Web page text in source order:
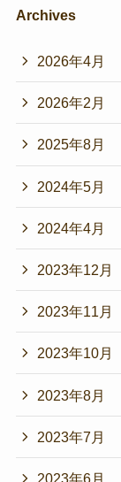
Archives
2026年4月
2026年2月
2025年8月
2024年5月
2024年4月
2023年12月
2023年11月
2023年10月
2023年8月
2023年7月
2023年6月